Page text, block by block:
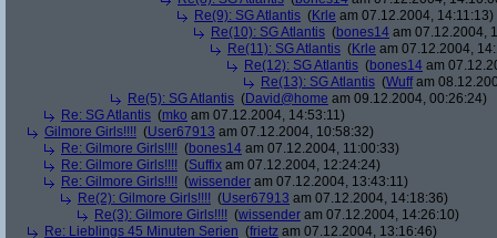
Re(9): SG Atlantis (Krle am 07.12.2004, 14:11:13)
Re(10): SG Atlantis (bones14 am 07.12.2004,
Re(11): SG Atlantis (Krle am 07.12.2004,
Re(12): SG Atlantis (bones14 am
Re(13): SG Atlantis (Wuffam
Re(5): SG Atlantis (David@home am 09.12.2004, 00:26:24)
Re: SG Atlantis (mko am 07.12.2004, 14:53:11)
Gilmore Girls!!!! (User67913 am 07.12.2004, 10:58:32)
Re: Gilmore Girls!!!! (bones14 am 07.12.2004, 11:00:33)
Re: Gilmore Girls!!!! (Suffix am 07.12.2004, 12:24:24)
Re: Gilmore Girls!!!! (wissender am 07.12.2004, 13:43:11)
Re(2): Gilmore Girls!!!! (User67913 am 07.12.2004, 14:18:36)
Re(3): Gilmore Girls!!!! (wissender am 07.12.2004, 14:26:10)
Re: Lieblings 45 Minuten Serien (frietz am 07.12.2004, 13:16:46)